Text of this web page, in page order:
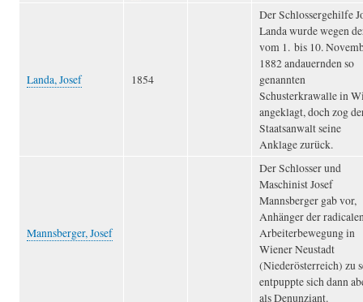
Landa, Josef 1854
Der Schlossergehilfe
Landa wurde wegen
vom 1. bis 10.
1882 andauernden so
genannten
Schusterkrawalle in
angeklagt, doch zog
Staatsanwalt seine
Anklage zurück.
Mannsberger, Josef
Der Schlosser und
Maschinist Josef
Mannsberger gab vor,
Anhänger der
Arbeiterbewegung in
Wiener Neustadt
(Niederösterreich) zu
entpuppte sich dann
als Denunziant.